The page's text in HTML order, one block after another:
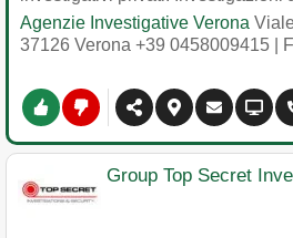
Agenzie Investigative Verona
37126 Verona +39 0458009415 |
Group Top Secret